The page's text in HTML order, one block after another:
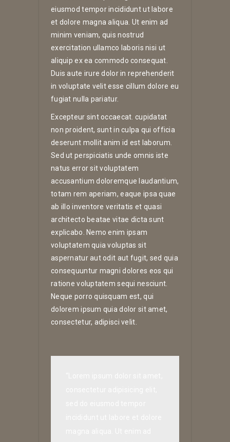
eiusmod tempor incididunt ut labore
et dolore magna aliqua. Ut enim ad
minim veniam, quis nostrud
exercitation ullamco laboris nisi ut
aliquip ex ea commodo consequat.
Duis aute irure dolor in reprehenderit
in voluptate velit esse cillum dolore eu
fugiat nulla pariatur.
Excepteur sint occaecat. cupidatat
non proident, sunt in culpa qui officia
deserunt mollit anim id est laborum.
Sed ut perspiciatis unde omnis iste
natus error sit voluptatem
accusantium doloremque laudantium,
totam rem aperiam, eaque ipsa quae
ab illo inventore veritatis et quasi
architecto beatae vitae dicta sunt
explicabo. Nemo enim ipsam
voluptatem quia voluptas sit
aspernatur aut odit aut fugit, sed quia
consequuntur magni dolores eos qui
ratione voluptatem sequi nesciunt.
Neque porro quisquam est, qui
dolorem ipsum quia dolor sit amet,
consectetur, adipisci velit.